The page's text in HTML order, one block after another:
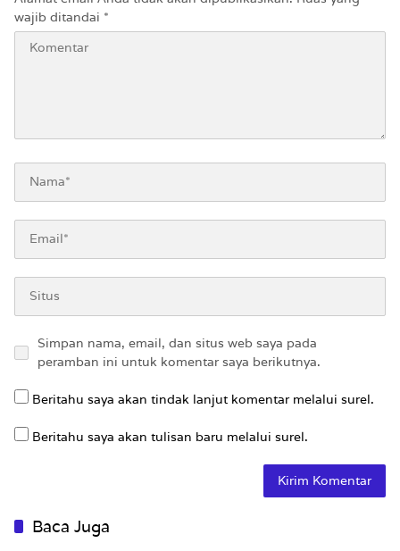
wajib ditandai *
Simpan nama, email, dan situs web saya pada
peramban ini untuk komentar saya berikutnya.
Beritahu saya akan tindak lanjut komentar melalui surel.
Beritahu saya akan tulisan baru melalui surel.
Baca Juga